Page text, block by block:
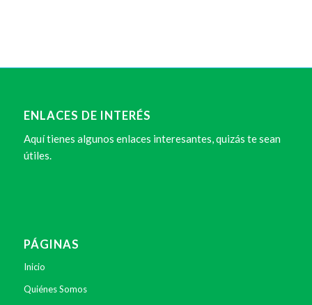
ENLACES DE INTERÉS
Aquí tienes algunos enlaces interesantes, quizás te sean
útiles.
PÁGINAS
Inicio
Quiénes Somos